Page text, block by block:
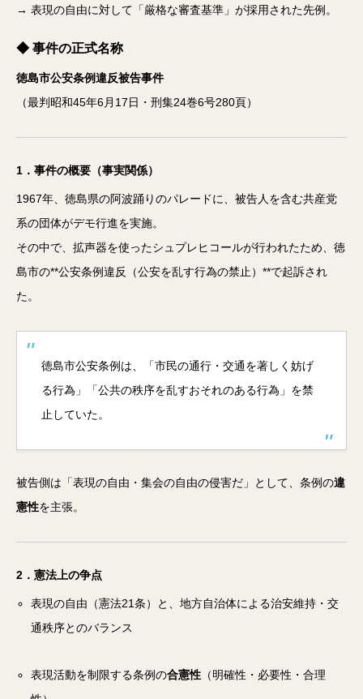
→ 表現の自由に対して「厳格な審査基準」が採用された先例。
◆ 事件の正式名称
徳島市公安条例違反被告事件
（最判昭和45年6月17日・刑集24巻6号280頁）
1．事件の概要（事実関係）
1967年、徳島県の阿波踊りのパレードに、被告人を含む共産党
系の団体がデモ行進を実施。
その中で、拡声器を使ったシュプレヒコールが行われたため、徳
島市の**公安条例違反（公安を乱す行為の禁止）**で起訴され
た。
徳島市公安条例は、「市民の通行・交通を著しく妨げ
る行為」「公共の秩序を乱すおそれのある行為」を禁
止していた。
被告側は「表現の自由・集会の自由の侵害だ」として、条例の違
憲性を主張。
2．憲法上の争点
表現の自由（憲法21条）と、地方自治体による治安維持・交
通秩序とのバランス
表現活動を制限する条例の合憲性 （明確性・必要性・合理